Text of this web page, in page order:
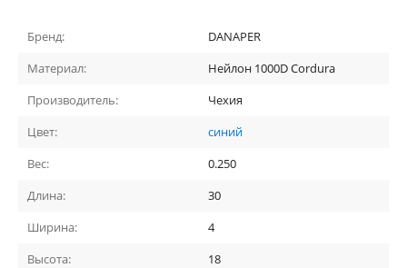
Бренд:
DANAPER
Материал:
Нейлон 1000D Cordura
Производитель:
Чехия
Цвет:
синий
Вес:
0.250
Длина:
30
Ширина:
4
Высота:
18